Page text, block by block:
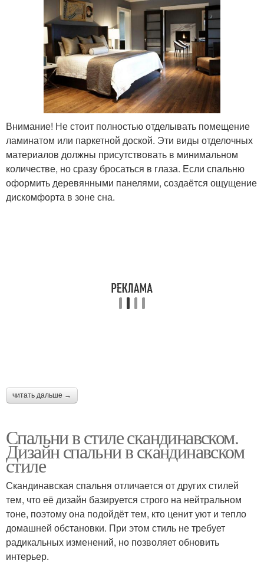
Внимание! Не стоит полностью отделывать помещение
ламинатом или паркетной доской. Эти виды отделочных
материалов должны присутствовать в минимальном
количестве, но сразу бросаться в глаза. Если спальню
оформить деревянными панелями, создаётся ощущение
дискомфорта в зоне сна.
читать дальше →
Спальни в стиле скандинавском.
Дизайн спальни в скандинавском
стиле
Скандинавская спальня отличается от других стилей
тем, что её дизайн базируется строго на нейтральном
тоне, поэтому она подойдёт тем, кто ценит уют и тепло
домашней обстановки. При этом стиль не требует
радикальных изменений, но позволяет обновить
интерьер.